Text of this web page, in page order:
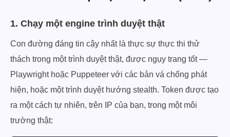
1. Chạy một engine trình duyệt thật
Con đường đáng tin cậy nhất là thực sự thực thi thử
thách trong một trình duyệt thật, được ngụy trang tốt —
Playwright hoặc Puppeteer với các bản vá chống phát
hiện, hoặc một trình duyệt hướng stealth. Token được tạo
ra một cách tự nhiên, trên IP của bạn, trong một môi
trường thật: